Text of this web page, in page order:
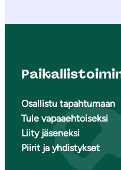
Osallistu tapahtumaan
Tule vapaaehtoiseksi
Liity jäseneksi
Piirit ja yhdistykset